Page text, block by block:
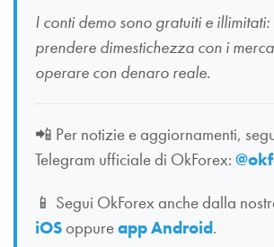
I conti demo sono gratuiti e
prendere dimestichezza con i
operare con denaro reale.
📲 Per notizie e aggiornamenti,
Telegram ufficiale di OkForex:
📱 Segui OkForex anche dalla
iOSoppureapp Android.